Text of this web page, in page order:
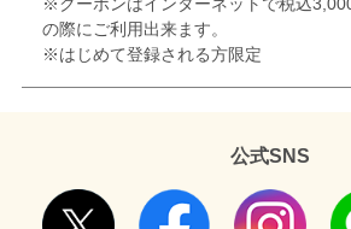
※クーポンはインターネットで税込
の際にご利用出来ます。
※はじめて登録される方限定
公式SNS